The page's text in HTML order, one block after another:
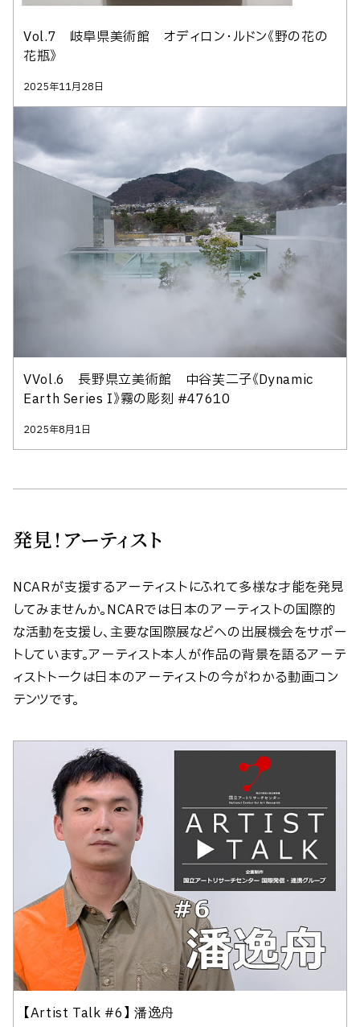
Vol.7 岐阜県美術館 オディロン・ルドン《野の花の
花瓶》
2025年11月28日
VVol.6 長野県立美術館 中谷芙二子《Dynamic
Earth Series I》霧の彫刻 #47610
2025年8月1日
発見！アーティスト
NCARが支援するアーティストにふれて多様な才能を発見
してみませんか。NCARでは日本のアーティストの国際的
な活動を支援し、主要な国際展などへの出展機会をサポー
トしています。アーティスト本人が作品の背景を語るアーテ
ィストトークは日本のアーティストの今がわかる動画コン
テンツです。
【Artist Talk #6】 潘逸舟